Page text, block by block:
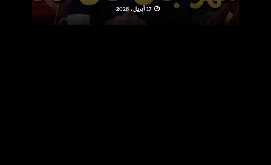
17 أبريل، 2026